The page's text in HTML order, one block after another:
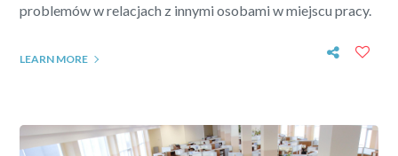
problemów w relacjach z innymi osobami w miejscu pracy.
LEARN MORE